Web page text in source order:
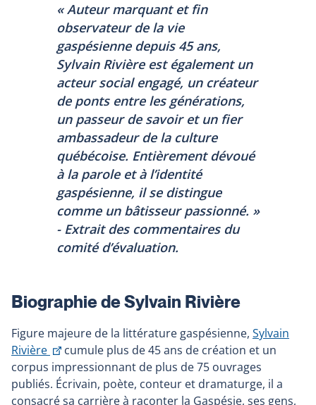
« Auteur marquant et fin
observateur de la vie
gaspésienne depuis 45 ans,
Sylvain Rivière est également un
acteur social engagé, un créateur
de ponts entre les générations,
un passeur de savoir et un fier
ambassadeur de la culture
québécoise. Entièrement dévoué
à la parole et à l’identité
gaspésienne, il se distingue
comme un bâtisseur passionné. »
- Extrait des commentaires du
comité d’évaluation.
Biographie de Sylvain Rivière
Figure majeure de la littérature gaspésienne, Sylvain
Rivière
Ce
lien
s'ouvrira
dans
cumule plus de 45 ans de création et un
corpus impressionnant de plus de 75 ouvrages
publiés. Écrivain, poète, conteur et dramaturge, il a
consacré sa carrière à raconter la Gaspésie, ses gens,